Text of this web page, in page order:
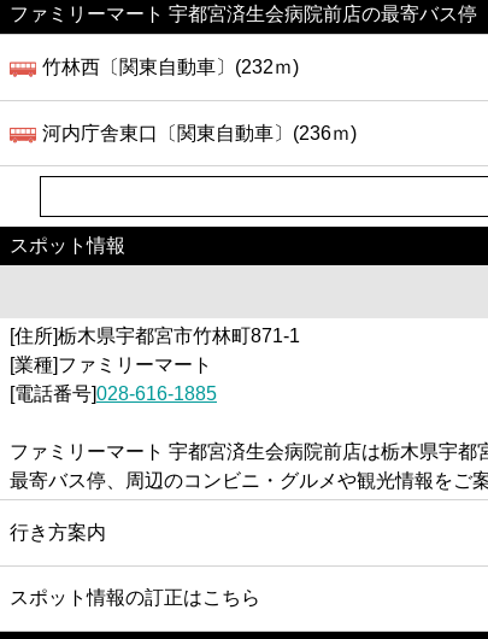
ファミリーマート 宇都宮済生会病院前店の最寄バス停
竹林西〔関東自動車〕(232ｍ)
河内庁舎東口〔関東自動車〕(236ｍ)
スポット情報
[住所]栃木県宇都宮市竹林町871-1
[業種]ファミリーマート
[電話番号]028-616-1885
ファミリーマート 宇都宮済生会病院前店は栃木県宇
最寄バス停、周辺のコンビニ・グルメや観光情報をご
行き方案内
スポット情報の訂正はこちら